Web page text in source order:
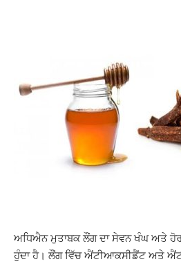
ਅਧਿਐਨ ਮੁਤਾਬਕ ਲੌਂਗ ਦਾ ਸੇਵਨ ਖੰਘ ਅਤੇ
ਹੁੰਦਾ ਹੈ। ਲੌਂਗ ਵਿੱਚ ਐਂਟੀਆਕਸੀਡੈਂਟ ਅਤੇ